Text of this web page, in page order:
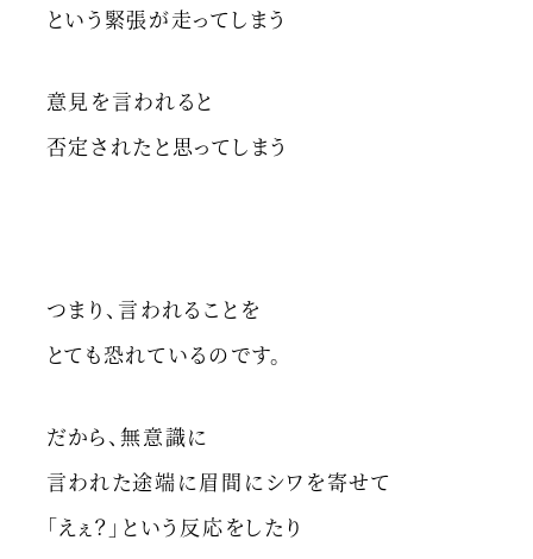
という緊張が走ってしまう
意見を言われると
否定されたと思ってしまう
つまり、言われることを
とても恐れているのです。
だから、無意識に
言われた途端に眉間にシワを寄せて
「えぇ？」という反応をしたり